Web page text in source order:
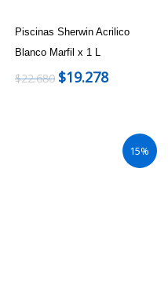
Piscinas Sherwin Acrilico
Blanco Marfil x 1 L
$22.680 $19.278
15%